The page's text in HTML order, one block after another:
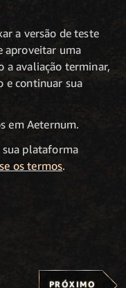
a versão de teste
aproveitar uma
a avaliação terminar,
e continuar sua
em Aeternum.
sua plataforma
os termos.
PRÓXIMO